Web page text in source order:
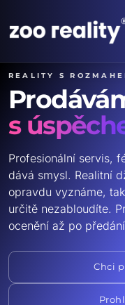
Reality s
s
Profesionální servis,
dává smysl. Realitní
opravdu vyznáme,
určitě nezabloudíte.
ocenění až po
Chci